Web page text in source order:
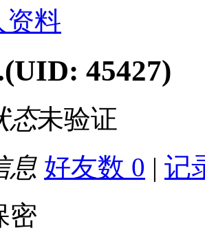
资料
(UID: 45427)
态未验证
息 好友数 0 | 记
密